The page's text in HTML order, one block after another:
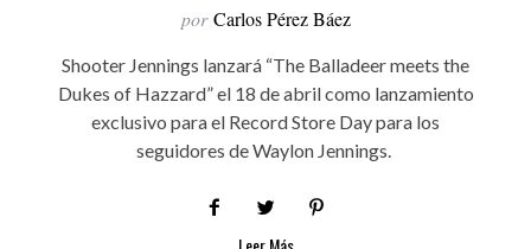
por Carlos Pérez Báez
Shooter Jennings lanzará “The Balladeer meets the
Dukes of Hazzard” el 18 de abril como lanzamiento
exclusivo para el Record Store Day para los
seguidores de Waylon Jennings.